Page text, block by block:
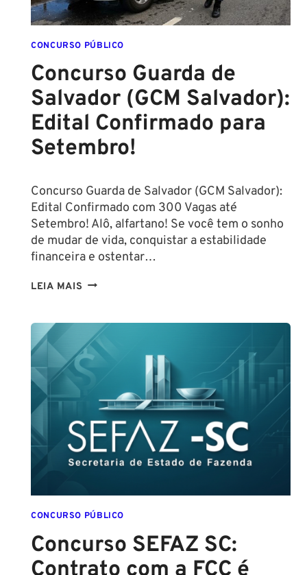
CONCURSO PÚBLICO
Concurso Guarda de
Salvador (GCM Salvador):
Edital Confirmado para
Setembro!
Concurso Guarda de Salvador (GCM Salvador):
Edital Confirmado com 300 Vagas até
Setembro! Alô, alfartano! Se você tem o sonho
de mudar de vida, conquistar a estabilidade
financeira e ostentar…
LEIA MAIS CONCURSO
SALVADOR
(GCM
SALVADOR):
CONFIRMADO
SETEMBRO!
CONCURSO PÚBLICO
Concurso SEFAZ SC: